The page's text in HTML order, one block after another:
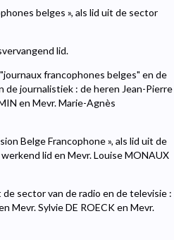
belges », als lid uit de sector
lid.
francophones belges" en de
de journalistiek : de heren Jean-Pierre
en Mevr. Marie-Agnès
Belge Francophone », als lid uit de
lid en Mevr. Louise MONAUX
sector van de radio en de televisie :
Mevr. Sylvie DE ROECK en Mevr.